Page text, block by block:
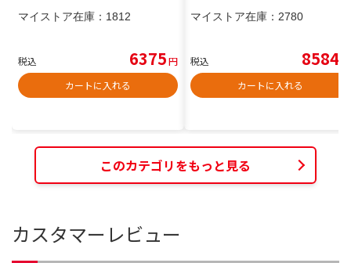
マイストア在庫： 1812
税込 6375円
カートに入れる
マイストア在庫： 2780
税込 8584
カートに入れる
このカテゴリをもっと見る
カスタマーレビュー